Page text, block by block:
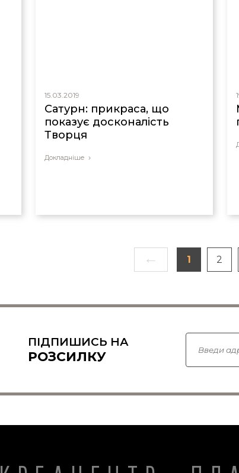
15.03.2019
Сатурн: прикраса, що
показує досконалість
Творця
Докладніше
← 1 2
ПІДПИШИСЬ НА
РОЗСИЛКУ